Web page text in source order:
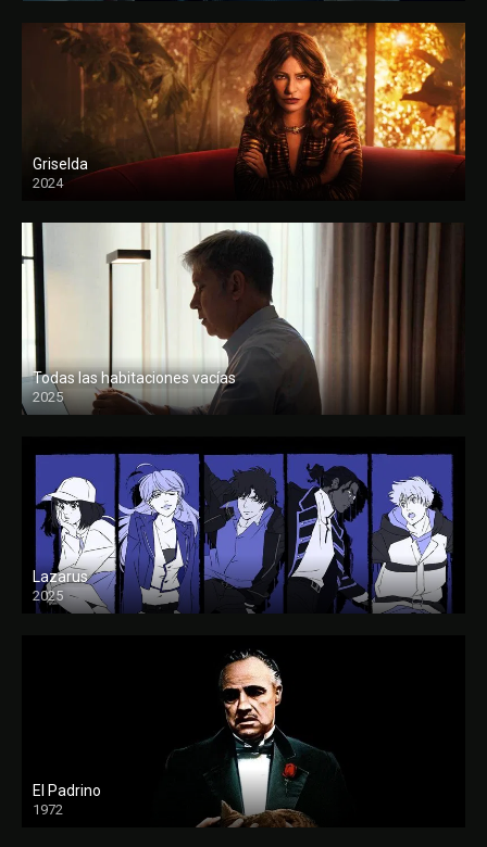
Griselda
2024
Todas las habitaciones vacías
2025
FULL HD
Lazarus
2025
El Padrino
1972
FULL HD